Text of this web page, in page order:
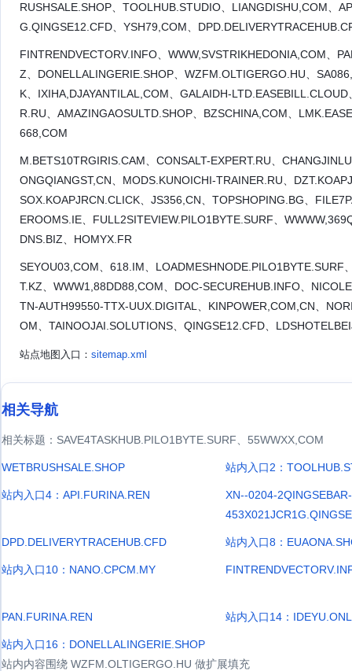
RUSHSALE.SHOP、TOOLHUB.STUDIO、LIANGDISHU,COM、
G.QINGSE12.CFD、YSH79,COM、
FINTRENDVECTORV.INFO、WWW,SVSTRIKHEDONIA,COM、
Z、DONELLALINGERIE.SHOP、WZFM.OLTIGERGO.HU、
K、IXIHA,DJAYANTILAL,COM、GALAIDH-
R.RU、AMAZINGAOSULTD.SHOP、BZSCHINA,COM、
668,COM
M.BETS10TRGIRIS.CAM、CONSALT-EXPERT.RU、
ONGQIANGST,CN、MODS.KUNOICHI-TRAINER.RU、
SOX.KOAPJRCN.CLICK、JS356,CN、TOPSHOPING.BG、
EROOMS.IE、FULL2SITEVIEW.PILO1BYTE.SURF、
DNS.BIZ、HOMYX.FR
SEYOU03,COM、618.IM、LOADMESHNODE.PILO1BYTE.SURF
T.KZ、WWW1,88DD88,COM、DOC-SECUREHUB.INFO、
TN-AUTH99550-TTX-UUX.DIGITAL、KINPOWER,COM,CN、
OM、TAINOOJAI.SOLUTIONS、QINGSE12.CFD、
站点地图入口： sitemap.xml
相关导航
相关标题：SAVE4TASKHUB.PILO1BYTE.SURF、55WWXX,COM
WETBRUSHSALE.SHOP 站内入口2：
站内入口4：API.FURINA.REN
XN--0204-2QINGSEBAR-
DPD.DELIVERYTRACEHUB.CFD 站内入口8：
站内入口10：NANO.CPCM.MY
PAN.FURINA.REN 站内入口14：
站内入口16：DONELLALINGERIE.SHOP
站内内容围绕 WZFM.OLTIGERGO.HU 做扩展填充